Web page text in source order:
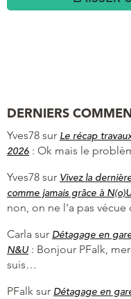
DERNIERS
Yves78 sur Le récap
2026 : Ok mais le
Yves78 sur Vivez la
comme jamais grâce à
non, on ne l'a pas vécue
Carla sur Détagage en
N&U : Bonjour PFalk,
suis…
PFalk sur Détagage en